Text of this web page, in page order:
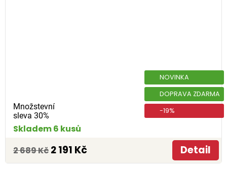
Množstevní
sleva 30%
NOVINKA
DOPRAVA ZDARMA
-19%
Skladem 6 kusů
2 689 Kč 2 191 Kč Detail